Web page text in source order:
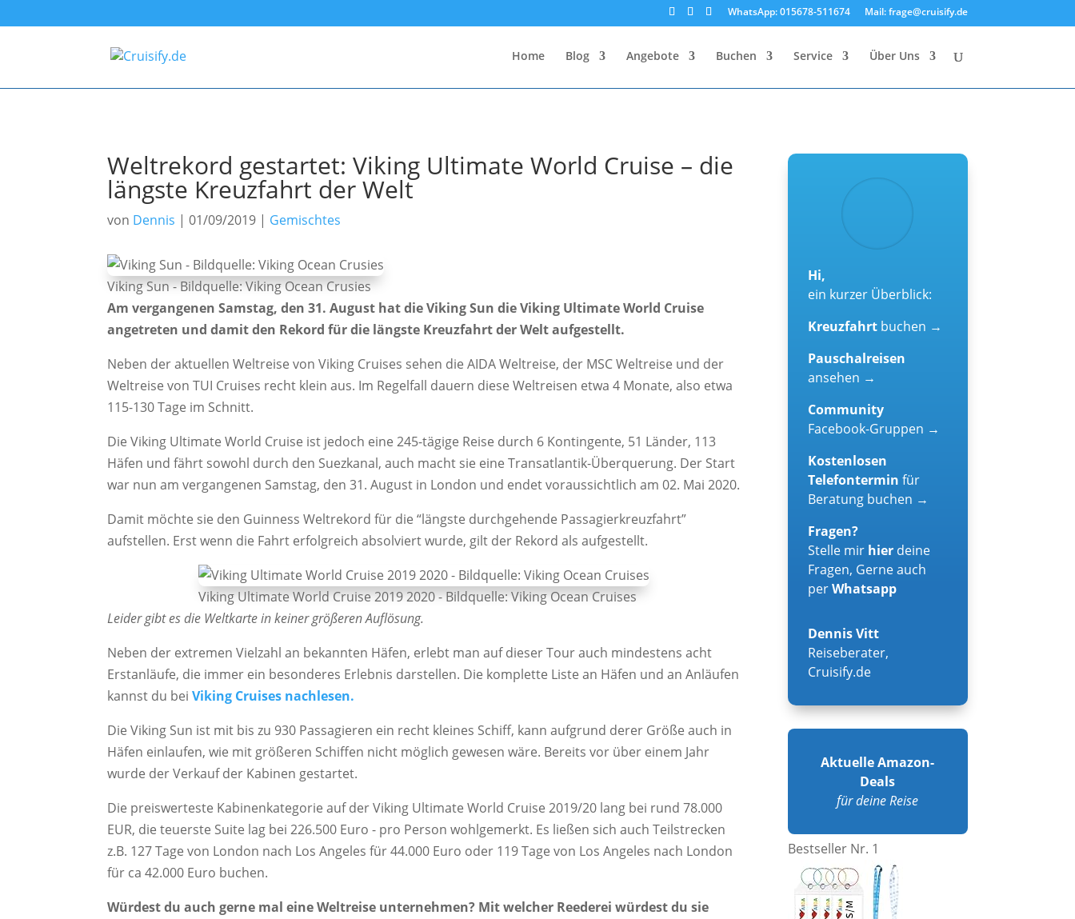
WhatsApp: 015678-511674 Mail: frage@cruisify.de
Home Blog Angebote Buchen Service Über Uns
Weltrekord gestartet: Viking Ultimate World Cruise – die
längste Kreuzfahrt der Welt
von Dennis |01/09/2019 | Gemischtes
Viking Sun - Bildquelle: Viking Ocean Crusies
Am vergangenen Samstag, den 31. August hat die Viking Sun die Viking Ultimate World Cruise
angetreten und damit den Rekord für die längste Kreuzfahrt der Welt aufgestellt.
Neben der aktuellen Weltreise von Viking Cruises sehen die AIDA Weltreise, der MSC Weltreise und der
Weltreise von TUI Cruises recht klein aus. Im Regelfall dauern diese Weltreisen etwa 4 Monate, also etwa
115-130 Tage im Schnitt.
Die Viking Ultimate World Cruise ist jedoch eine 245-tägige Reise durch 6 Kontingente, 51 Länder, 113
Häfen und fährt sowohl durch den Suezkanal, auch macht sie eine Transatlantik-Überquerung. Der Start
war nun am vergangenen Samstag, den 31. August in London und endet voraussichtlich am 02. Mai 2020.
Damit möchte sie den Guinness Weltrekord für die “längste durchgehende Passagierkreuzfahrt”
aufstellen. Erst wenn die Fahrt erfolgreich absolviert wurde, gilt der Rekord als aufgestellt.
Viking Ultimate World Cruise 2019 2020 - Bildquelle: Viking Ocean Cruises
Leider gibt es die Weltkarte in keiner größeren Auflösung.
Neben der extremen Vielzahl an bekannten Häfen, erlebt man auf dieser Tour auch mindestens acht
Erstanläufe, die immer ein besonderes Erlebnis darstellen. Die komplette Liste an Häfen und an Anläufen
kannst du beiViking Cruises nachlesen.
Die Viking Sun ist mit bis zu 930 Passagieren ein recht kleines Schiff, kann aufgrund derer Größe auch in
Häfen einlaufen, wie mit größeren Schiffen nicht möglich gewesen wäre. Bereits vor über einem Jahr
wurde der Verkauf der Kabinen gestartet.
Die preiswerteste Kabinenkategorie auf der Viking Ultimate World Cruise 2019/20 lang bei rund 78.000
EUR, die teuerste Suite lag bei 226.500 Euro - pro Person wohlgemerkt. Es ließen sich auch Teilstrecken
z.B. 127 Tage von London nach Los Angeles für 44.000 Euro oder 119 Tage von Los Angeles nach London
für ca 42.000 Euro buchen.
Würdest du auch gerne mal eine Weltreise unternehmen? Mit welcher Reederei würdest du sie
Hi,
ein kurzer Überblick:
Kreuzfahrt buchen →
Pauschalreisen
ansehen →
Community
Facebook-Gruppen →
Kostenlosen
Telefonterminfür
Beratung buchen →
Fragen?
Stelle mir hier deine
Fragen, Gerne auch
perWhatsapp
Dennis Vitt
Reiseberater,
Cruisify.de
Aktuelle Amazon-
Deals
für deine Reise
Bestseller Nr. 1